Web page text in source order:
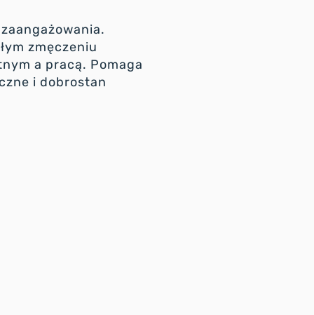
zmęczeniu
a pracą. Pomaga
i dobrostan